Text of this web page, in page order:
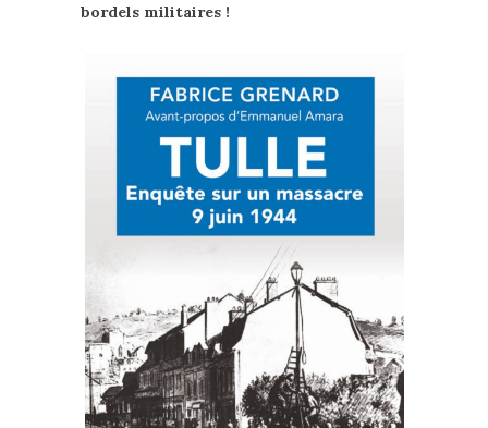
bordels militaires !